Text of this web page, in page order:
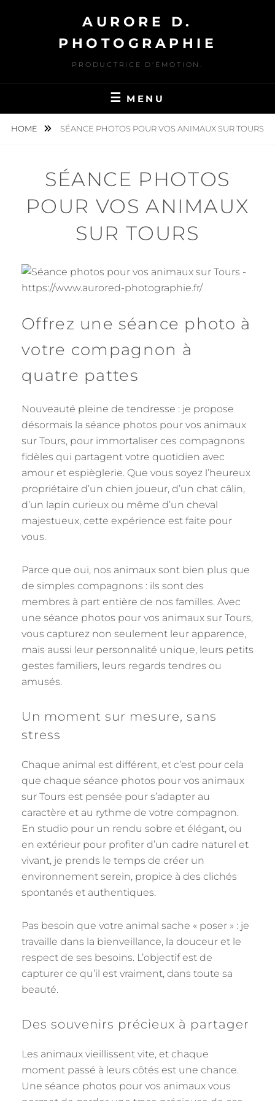
AURORE D.
PHOTOGRAPHIE
PRODUCTRICE D'ÉMOTION.
MENU
HOME SÉANCE PHOTOS POUR VOS ANIMAUX SUR TOURS
SÉANCE PHOTOS
POUR VOS ANIMAUX
SUR TOURS
Offrez une séance photo à
votre compagnon à
quatre pattes
Nouveauté pleine de tendresse : je propose
désormais la séance photos pour vos animaux
sur Tours, pour immortaliser ces compagnons
fidèles qui partagent votre quotidien avec
amour et espièglerie. Que vous soyez l’heureux
propriétaire d’un chien joueur, d’un chat câlin,
d’un lapin curieux ou même d’un cheval
majestueux, cette expérience est faite pour
vous.
Parce que oui, nos animaux sont bien plus que
de simples compagnons : ils sont des
membres à part entière de nos familles. Avec
une séance photos pour vos animaux sur Tours,
vous capturez non seulement leur apparence,
mais aussi leur personnalité unique, leurs petits
gestes familiers, leurs regards tendres ou
amusés.
Un moment sur mesure, sans
stress
Chaque animal est différent, et c’est pour cela
que chaque séance photos pour vos animaux
sur Tours est pensée pour s’adapter au
caractère et au rythme de votre compagnon.
En studio pour un rendu sobre et élégant, ou
en extérieur pour profiter d’un cadre naturel et
vivant, je prends le temps de créer un
environnement serein, propice à des clichés
spontanés et authentiques.
Pas besoin que votre animal sache « poser » : je
travaille dans la bienveillance, la douceur et le
respect de ses besoins. L’objectif est de
capturer ce qu’il est vraiment, dans toute sa
beauté.
Des souvenirs précieux à partager
Les animaux vieillissent vite, et chaque
moment passé à leurs côtés est une chance.
Une séance photos pour vos animaux vous